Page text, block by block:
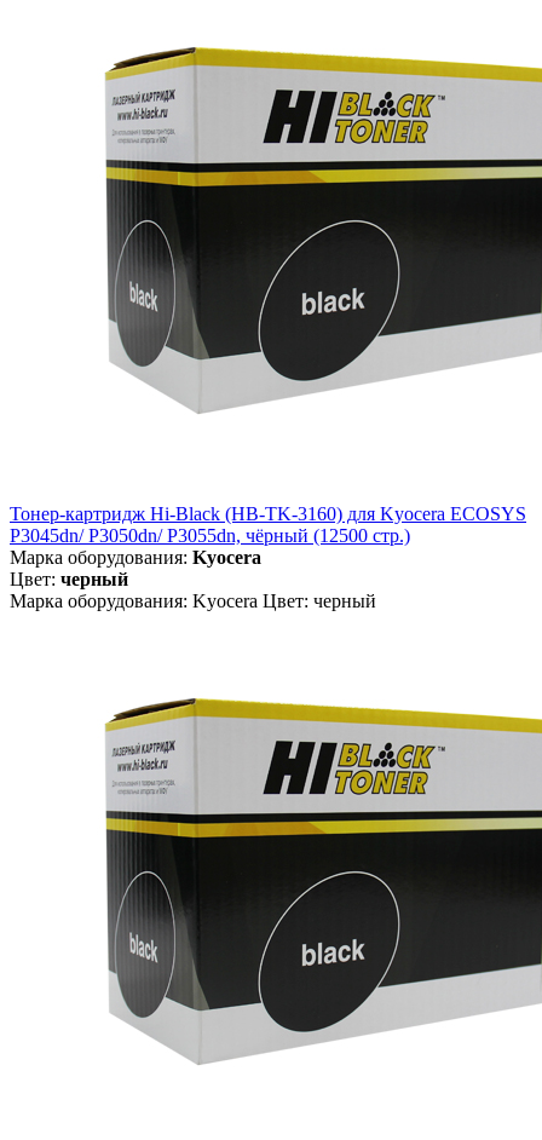
Тонер-картридж Hi-Black (HB-TK-3160) для Kyocera ECOSYS
P3045dn/ P3050dn/ P3055dn, чёрный (12500 стр.)
Марка оборудования: Kyocera
Цвет: черный
Марка оборудования: Kyocera Цвет: черный